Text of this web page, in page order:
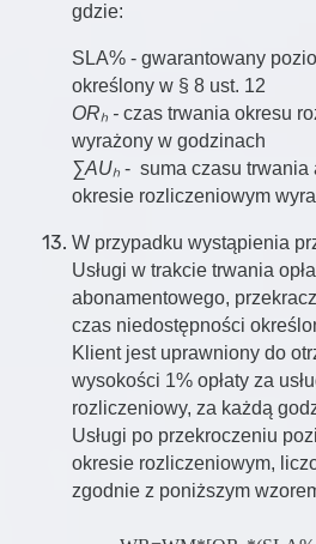
gdzie:
SLA% - gwarantowany
określony w § 8 ust. 12
ORₕ - czas trwania okresu
wyrażony w godzinach
∑AUₕ - suma czasu trwania
okresie rozliczeniowym
W przypadku wystąpienia
Usługi w trakcie trwania
abonamentowego,
czas niedostępności
Klient jest uprawniony do
wysokości 1% opłaty za
rozliczeniowy, za każdą
Usługi po przekroczeniu
okresie rozliczeniowym,
zgodnie z poniższym